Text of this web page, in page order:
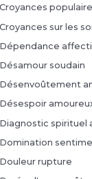
sur les
soudain
spirituel
rupture